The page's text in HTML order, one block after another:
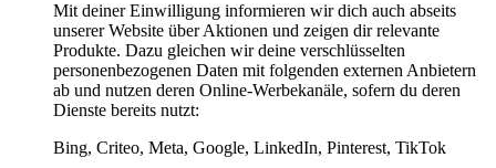
Mit deiner Einwilligung informieren wir dich auch abseits
unserer Website über Aktionen und zeigen dir relevante
Produkte. Dazu gleichen wir deine verschlüsselten
personenbezogenen Daten mit folgenden externen Anbietern
ab und nutzen deren Online-Werbekanäle, sofern du deren
Dienste bereits nutzt:
Bing, Criteo, Meta, Google, LinkedIn, Pinterest, TikTok